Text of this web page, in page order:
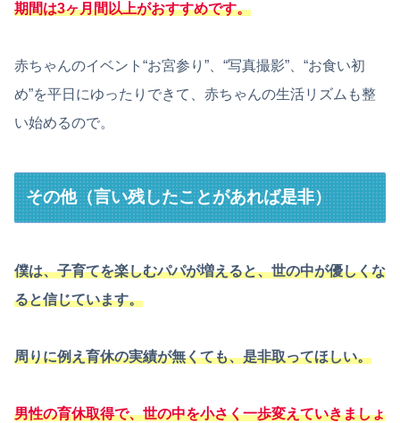
期間は3ヶ月間以上がおすすめです。
赤ちゃんのイベント“お宮参り”、“写真撮影”、“お食い初
め”を平日にゆったりできて、赤ちゃんの生活リズムも整
い始めるので。
その他（言い残したことがあれば是非）
僕は、子育てを楽しむパパが増えると、世の中が優しくな
ると信じています。
周りに例え育休の実績が無くても、是非取ってほしい。
男性の育休取得で、世の中を小さく一歩変えていきましょ